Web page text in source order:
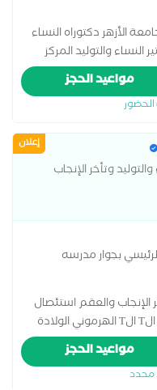
الأزهر دكتوراه النساء
والتوليد المركز
الأجنه _القصر العيني
مواعيد الحجز
إعلان
وتأخر الإنجاب
بجوار مدرسه
الإنجاب والعقم استئصال
المبيض اطفال الانابيب الحقن المجهري الT الT الهرموني الولادة
ربط قناة فالوب رعاية
سونار رباعي الابعاد
بالمنظار
مواعيد الحجز
محدد